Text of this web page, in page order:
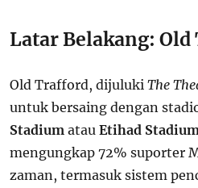
Latar Belakang:
Old Trafford, dijuluki The
untuk bersaing dengan
Stadiumatau Etihad
mengungkap 72% suporter
zaman, termasuk sistem